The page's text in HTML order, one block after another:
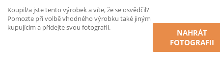
Koupil/a jste tento výrobek a víte, že se osvědčil?
Pomozte při volbě vhodného výrobku také jiným
kupujícím a přidejte svou fotografii.
NAHRÁT
FOTOGRAFII